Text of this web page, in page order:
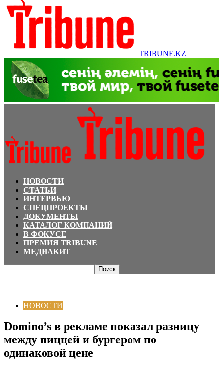
TRIBUNE.KZ
НОВОСТИ
СТАТЬИ
ИНТЕРВЬЮ
СПЕЦПРОЕКТЫ
ДОКУМЕНТЫ
КАТАЛОГ КОМПАНИЙ
В ФОКУСЕ
ПРЕМИЯ TRIBUNE
МЕДИАКИТ
НОВОСТИ
Domino’s в рекламе показал разницу
между пиццей и бургером по
одинаковой цене